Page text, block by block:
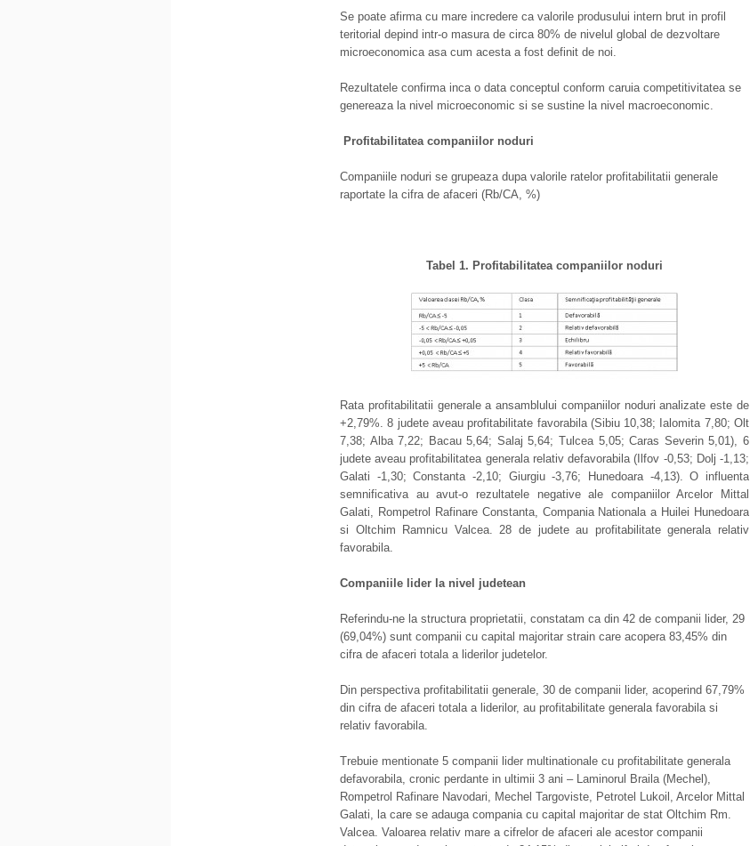
Se poate afirma cu mare incredere ca valorile produsului intern brut in profil
teritorial depind intr-o masura de circa 80% de nivelul global de dezvoltare
microeconomica asa cum acesta a fost definit de noi.
Rezultatele confirma inca o data conceptul conform caruia competitivitatea se
genereaza la nivel microeconomic si se sustine la nivel macroeconomic.
Profitabilitatea companiilor noduri
Companiile noduri se grupeaza dupa valorile ratelor profitabilitatii generale
raportate la cifra de afaceri (Rb/CA, %)
Tabel 1. Profitabilitatea companiilor noduri
Rata profitabilitatii generale a ansamblului companiilor noduri analizate este de
+2,79%. 8 judete aveau profitabilitate favorabila (Sibiu 10,38; Ialomita 7,80; Olt
7,38; Alba 7,22; Bacau 5,64; Salaj 5,64; Tulcea 5,05; Caras Severin 5,01), 6
judete aveau profitabilitatea generala relativ defavorabila (Ilfov -0,53; Dolj -1,13;
Galati -1,30; Constanta -2,10; Giurgiu -3,76; Hunedoara -4,13). O influenta
semnificativa au avut-o rezultatele negative ale companiilor Arcelor Mittal
Galati, Rompetrol Rafinare Constanta, Compania Nationala a Huilei Hunedoara
si Oltchim Ramnicu Valcea. 28 de judete au profitabilitate generala relativ
favorabila.
Companiile lider la nivel judetean
Referindu-ne la structura proprietatii, constatam ca din 42 de companii lider, 29
(69,04%) sunt companii cu capital majoritar strain care acopera 83,45% din
cifra de afaceri totala a liderilor judetelor.
Din perspectiva profitabilitatii generale, 30 de companii lider, acoperind 67,79%
din cifra de afaceri totala a liderilor, au profitabilitate generala favorabila si
relativ favorabila.
Trebuie mentionate 5 companii lider multinationale cu profitabilitate generala
defavorabila, cronic perdante in ultimii 3 ani – Laminorul Braila (Mechel),
Rompetrol Rafinare Navodari, Mechel Targoviste, Petrotel Lukoil, Arcelor Mittal
Galati, la care se adauga compania cu capital majoritar de stat Oltchim Rm.
Valcea. Valoarea relativ mare a cifrelor de afaceri ale acestor companii